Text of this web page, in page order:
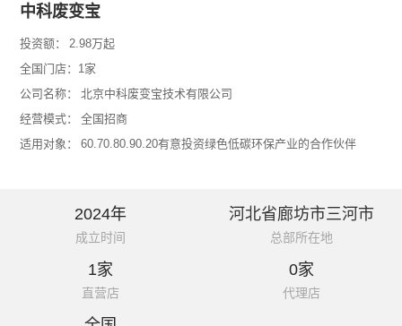
中科废变宝
投资额：
2.98万起
全国门店：1家
公司名称：
北京中科废变宝技术有限公司
经营模式：
全国招商
适用对象：
60.70.80.90.20有意投资绿色低碳环保产业的合作伙伴
2024年
成立时间
河北省廊坊市三河市
总部所在地
1家
直营店
0家
代理店